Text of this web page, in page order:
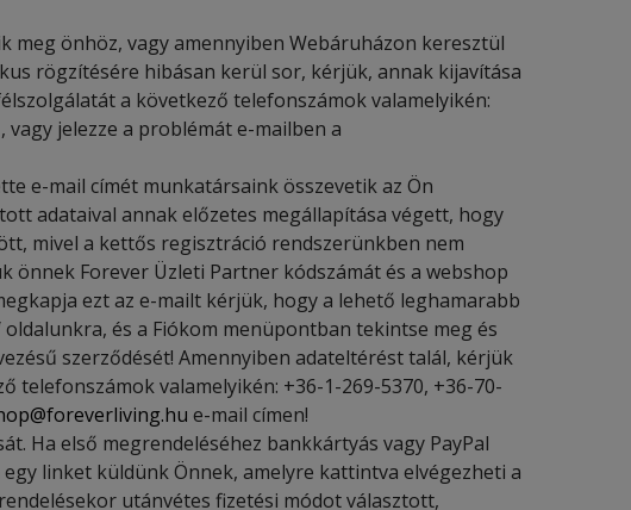
meg önhöz, vagy amennyiben Webáruházon keresztül
rögzítésére hibásan kerül sor, kérjük, annak kijavítása
a következő telefonszámok valamelyikén:
vagy jelezze a problémát e-mailben a
e-mail címét munkatársaink összevetik az Ön
adataival annak előzetes megállapítása végett, hogy
mivel a kettős regisztráció rendszerünkben nem
önnek Forever Üzleti Partner kódszámát és a webshop
ezt az e-mailt kérjük, hogy a lehető leghamarabb
oldalunkra, és a Fiókom menüpontban tekintse meg és
szerződését! Amennyiben adateltérést talál, kérjük
telefonszámok valamelyikén: +36-1-269-5370, +36-70-
e-mail címen!
Ha első megrendeléséhez bankkártyás vagy PayPal
linket küldünk Önnek, amelyre kattintva elvégezheti a
utánvétes fizetési módot választott,